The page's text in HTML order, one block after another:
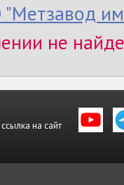
не
на сайт